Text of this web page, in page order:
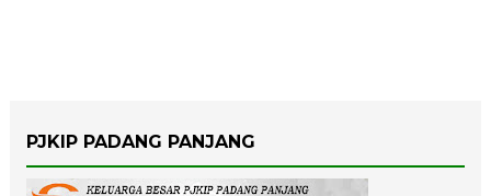
PJKIP PADANG PANJANG